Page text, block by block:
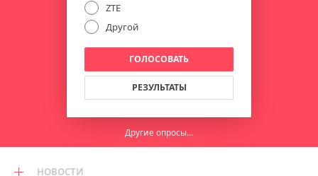
ZTE
Другой
ГОЛОСОВАТЬ
РЕЗУЛЬТАТЫ
Другие опросы...
НОВОСТИ